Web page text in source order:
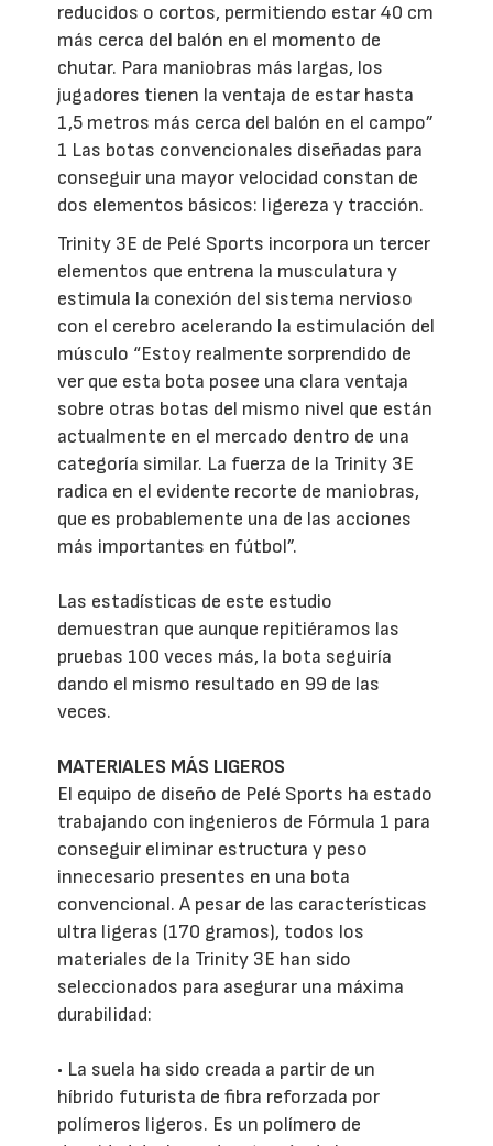
reducidos o cortos, permitiendo estar 40 cm
más cerca del balón en el momento de
chutar. Para maniobras más largas, los
jugadores tienen la ventaja de estar hasta
1,5 metros más cerca del balón en el campo”
1 Las botas convencionales diseñadas para
conseguir una mayor velocidad constan de
dos elementos básicos: ligereza y tracción.
Trinity 3E de Pelé Sports incorpora un tercer
elementos que entrena la musculatura y
estimula la conexión del sistema nervioso
con el cerebro acelerando la estimulación del
músculo “Estoy realmente sorprendido de
ver que esta bota posee una clara ventaja
sobre otras botas del mismo nivel que están
actualmente en el mercado dentro de una
categoría similar. La fuerza de la Trinity 3E
radica en el evidente recorte de maniobras,
que es probablemente una de las acciones
más importantes en fútbol”.
Las estadísticas de este estudio
demuestran que aunque repitiéramos las
pruebas 100 veces más, la bota seguiría
dando el mismo resultado en 99 de las
veces.
MATERIALES MÁS LIGEROS
El equipo de diseño de Pelé Sports ha estado
trabajando con ingenieros de Fórmula 1 para
conseguir eliminar estructura y peso
innecesario presentes en una bota
convencional. A pesar de las características
ultra ligeras (170 gramos), todos los
materiales de la Trinity 3E han sido
seleccionados para asegurar una máxima
durabilidad:
• La suela ha sido creada a partir de un
híbrido futurista de fibra reforzada por
polímeros ligeros. Es un polímero de